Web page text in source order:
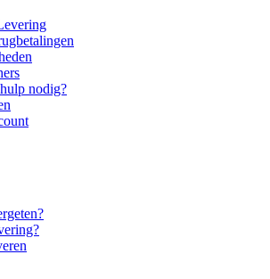
nodig?